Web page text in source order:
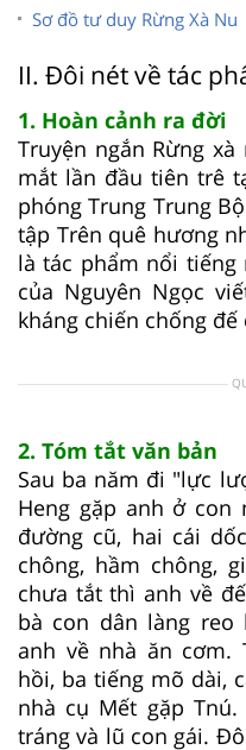
Sơ đồ tư duy Rừng Xà Nu
II. Đôi nét về tác
1. Hoàn cảnh ra đời
Truyện ngắn Rừng
mắt lần đầu tiên trê
phóng Trung Trung
tập Trên quê hương
là tác phẩm nổi tiếng
của Nguyên Ngọc
kháng chiến chống đế
2. Tóm tắt văn bản
Sau ba năm đi "lực
Heng gặp anh ở con
đường cũ, hai cái
chông, hầm chông,
chưa tắt thì anh về
bà con dân làng
anh về nhà ăn cơm.
hồi, ba tiếng mõ dài,
nhà cụ Mết gặp
tráng và lũ con gái.